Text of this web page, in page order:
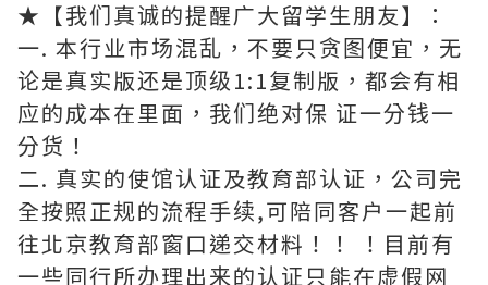
★【我们真诚的提醒广大留学生朋友】：
一. 本行业市场混乱，不要只贪图便宜，无
论是真实版还是顶级1:1复制版，都会有相
应的成本在里面，我们绝对保 证一分钱一
分货！
二. 真实的使馆认证及教育部认证，公司完
全按照正规的流程手续,可陪同客户一起前
往北京教育部窗口递交材料！！ ！目前有
一些同行所办理出来的认证只能在虚假网